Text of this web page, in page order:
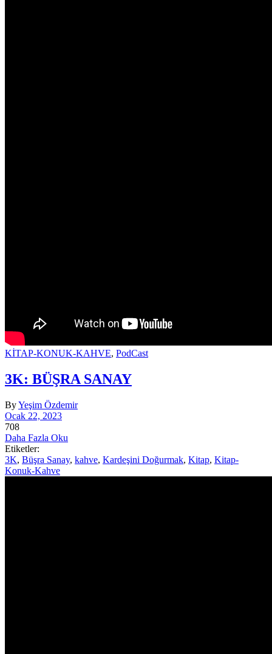
KİTAP-KONUK-KAHVE, PodCast
3K: BÜŞRA SANAY
ByYeşim Özdemir
Ocak 22, 2023
708
Daha Fazla Oku
Etiketler:
3K, Büşra Sanay, kahve, Kardeşini Doğurmak, Kitap, Kitap-
Konuk-Kahve